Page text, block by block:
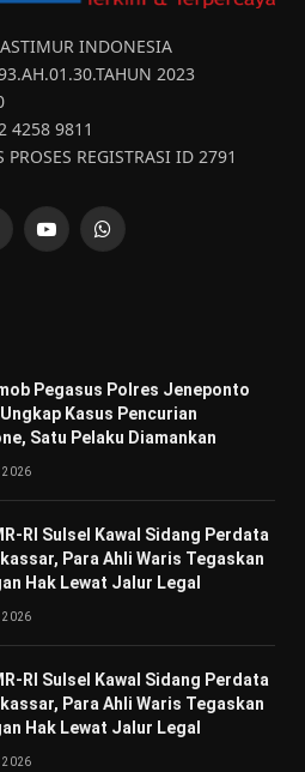
INDONESIA
2023
4258 9811
PROSES REGISTRASI ID 2791
YouTubeWhatsApp
Pegasus Polres Jeneponto
Kasus Pencurian
Satu Pelaku Diamankan
2026
RI Sulsel Kawal Sidang Perdata
Para Ahli Waris Tegaskan
Hak Lewat Jalur Legal
2026
RI Sulsel Kawal Sidang Perdata
Para Ahli Waris Tegaskan
Hak Lewat Jalur Legal
2026